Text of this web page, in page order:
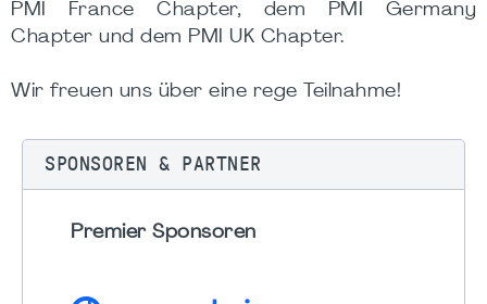
PMI France Chapter, dem PMI Germany
Chapter und dem PMI UK Chapter.
Wir freuen uns über eine rege Teilnahme!
SPONSOREN & PARTNER
Premier Sponsoren